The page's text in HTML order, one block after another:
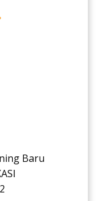
Baru